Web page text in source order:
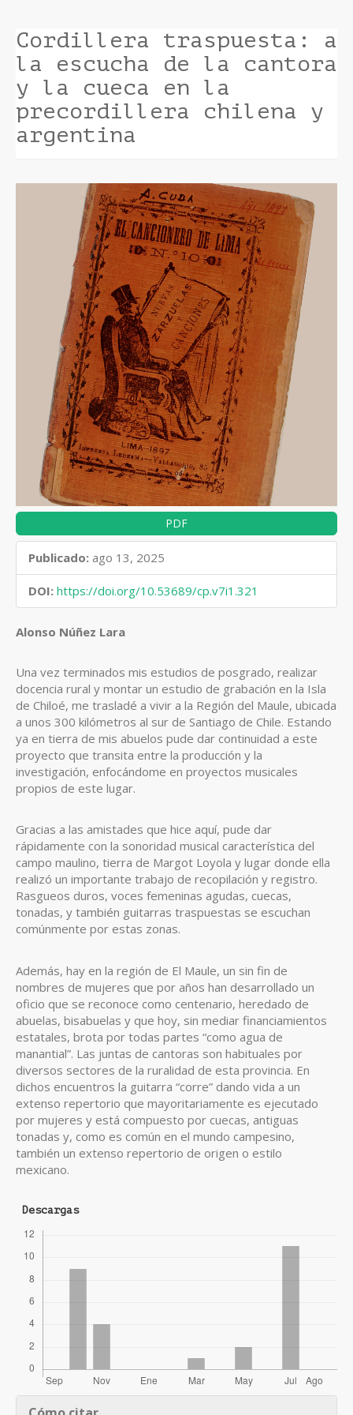
Cordillera traspuesta: a
la escucha de la cantora
y la cueca en la
precordillera chilena y
argentina
lateral
artículo
PDF
Publicado: ago 13, 2025
DOI: https://doi.org/10.53689/cp.v7i1.321
Contenido
del
artículo
Alonso Núñez Lara
Una vez terminados mis estudios de posgrado, realizar
docencia rural y montar un estudio de grabación en la Isla
de Chiloé, me trasladé a vivir a la Región del Maule, ubicada
a unos 300 kilómetros al sur de Santiago de Chile. Estando
ya en tierra de mis abuelos pude dar continuidad a este
proyecto que transita entre la producción y la
investigación, enfocándome en proyectos musicales
propios de este lugar.
Gracias a las amistades que hice aquí, pude dar
rápidamente con la sonoridad musical característica del
campo maulino, tierra de Margot Loyola y lugar donde ella
realizó un importante trabajo de recopilación y registro.
Rasgueos duros, voces femeninas agudas, cuecas,
tonadas, y también guitarras traspuestas se escuchan
comúnmente por estas zonas.
Además, hay en la región de El Maule, un sin fin de
nombres de mujeres que por años han desarrollado un
oficio que se reconoce como centenario, heredado de
abuelas, bisabuelas y que hoy, sin mediar financiamientos
estatales, brota por todas partes “como agua de
manantial”. Las juntas de cantoras son habituales por
diversos sectores de la ruralidad de esta provincia. En
dichos encuentros la guitarra “corre” dando vida a un
extenso repertorio que mayoritariamente es ejecutado
por mujeres y está compuesto por cuecas, antiguas
tonadas y, como es común en el mundo campesino,
también un extenso repertorio de origen o estilo
mexicano.
Descargas
Detalles